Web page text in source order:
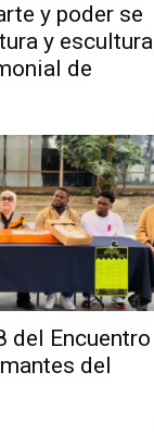
y poder se
y escultura
de
del Encuentro
del